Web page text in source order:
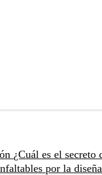
¿Cuál es el secreto
por la